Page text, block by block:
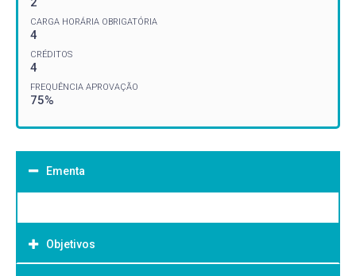
CARGA HORÁRIA OBRIGATÓRIA
4
CRÉDITOS
4
FREQUÊNCIA APROVAÇÃO
75%
Ementa
Objetivos